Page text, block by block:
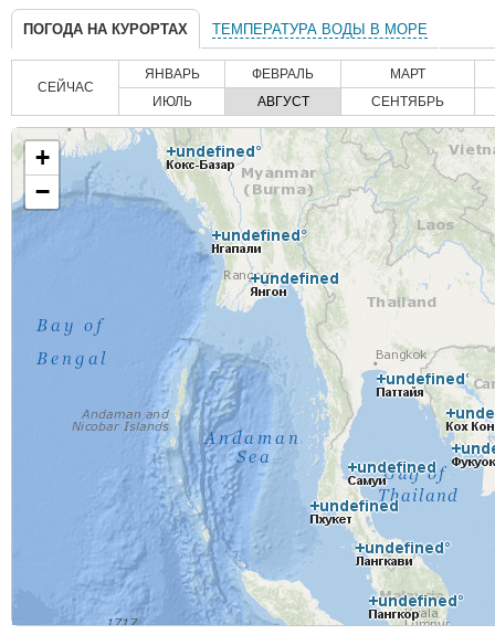
ПОГОДА НА КУРОРТАХ ТЕМПЕРАТУРА ВОДЫ В МОРЕ
СЕЙЧАС
ЯНВАРЬ ФЕВРАЛЬ
МАРТ
ИЮЛЬ
АВГУСТ СЕНТЯБРЬ